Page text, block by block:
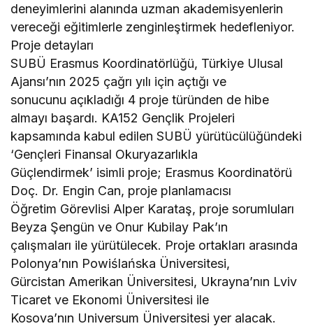
deneyimlerini alanında uzman akademisyenlerin
vereceği eğitimlerle zenginleştirmek hedefleniyor.
Proje detayları
SUBÜ Erasmus Koordinatörlüğü, Türkiye Ulusal
Ajansı’nın 2025 çağrı yılı için açtığı ve
sonucunu açıkladığı 4 proje türünden de hibe
almayı başardı. KA152 Gençlik Projeleri
kapsamında kabul edilen SUBÜ yürütücülüğündeki
‘Gençleri Finansal Okuryazarlıkla
Güçlendirmek’ isimli proje; Erasmus Koordinatörü
Doç. Dr. Engin Can, proje planlamacısı
Öğretim Görevlisi Alper Karataş, proje sorumluları
Beyza Şengün ve Onur Kubilay Pak’ın
çalışmaları ile yürütülecek. Proje ortakları arasında
Polonya’nın Powiślańska Üniversitesi,
Gürcistan Amerikan Üniversitesi, Ukrayna’nın Lviv
Ticaret ve Ekonomi Üniversitesi ile
Kosova’nın Universum Üniversitesi yer alacak.